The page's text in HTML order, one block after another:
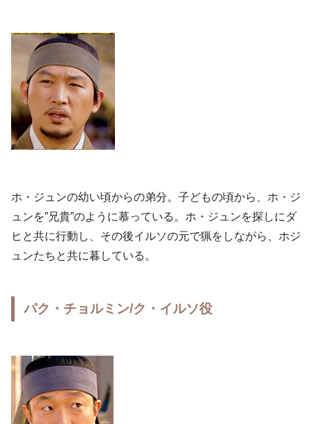
ホ・ジュンの幼い頃からの弟分。子どもの頃から、ホ・ジ
ュンを”兄貴”のように慕っている。ホ・ジュンを探しにダ
ヒと共に行動し、その後イルソの元で猟をしながら、ホジ
ュンたちと共に暮している。
パク・チョルミン/ク・イルソ役